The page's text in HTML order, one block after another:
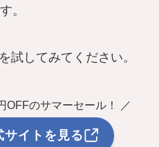
。
試してみてください。
OFFのサマーセール！ ／
サイトを見る